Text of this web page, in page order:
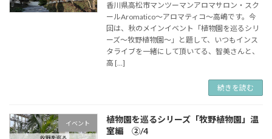
香川県高松市マンツーマンアロマサロン・スク
ールAromatico～アロマティコ～高嶋です。今
回は、秋のメインイベント「植物園を巡るシリ
ーズ～牧野植物園～」と題して、いつもインス
タライブを一緒にして頂いてる、智美さんと、
高 […]
続きを読む
イベント
植物園を巡るシリーズ「牧野植物園」温
室編 ➁/4